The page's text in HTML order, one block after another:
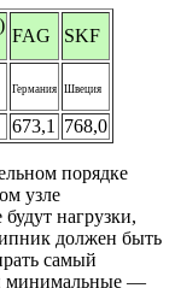
FAG SKF
Германия Швеция
673,1 768,0
порядке
узле
нагрузки,
должен быть
самый
минимальные —